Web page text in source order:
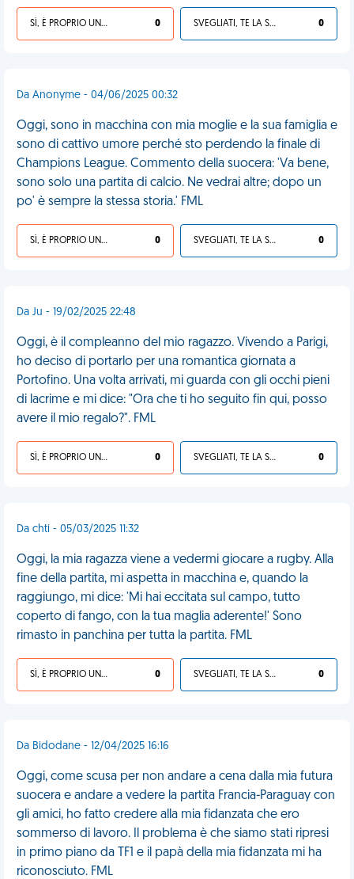
SÌ, È PROPRIO UNA VDM! 0 SVEGLIATI, TE LA SEI CERCATA! 0
Da Anonyme - 04/06/2025 00:32
Oggi, sono in macchina con mia moglie e la sua famiglia e
sono di cattivo umore perché sto perdendo la finale di
Champions League. Commento della suocera: 'Va bene,
sono solo una partita di calcio. Ne vedrai altre; dopo un
po' è sempre la stessa storia.' FML
SÌ, È PROPRIO UNA VDM! 0 SVEGLIATI, TE LA SEI CERCATA! 0
Da Ju - 19/02/2025 22:48
Oggi, è il compleanno del mio ragazzo. Vivendo a Parigi,
ho deciso di portarlo per una romantica giornata a
Portofino. Una volta arrivati, mi guarda con gli occhi pieni
di lacrime e mi dice: "Ora che ti ho seguito fin qui, posso
avere il mio regalo?". FML
SÌ, È PROPRIO UNA VDM! 0 SVEGLIATI, TE LA SEI CERCATA! 0
Da chti - 05/03/2025 11:32
Oggi, la mia ragazza viene a vedermi giocare a rugby. Alla
fine della partita, mi aspetta in macchina e, quando la
raggiungo, mi dice: 'Mi hai eccitata sul campo, tutto
coperto di fango, con la tua maglia aderente!' Sono
rimasto in panchina per tutta la partita. FML
SÌ, È PROPRIO UNA VDM! 0 SVEGLIATI, TE LA SEI CERCATA! 0
Da Bidodane - 12/04/2025 16:16
Oggi, come scusa per non andare a cena dalla mia futura
suocera e andare a vedere la partita Francia-Paraguay con
gli amici, ho fatto credere alla mia fidanzata che ero
sommerso di lavoro. Il problema è che siamo stati ripresi
in primo piano da TF1 e il papà della mia fidanzata mi ha
riconosciuto. FML